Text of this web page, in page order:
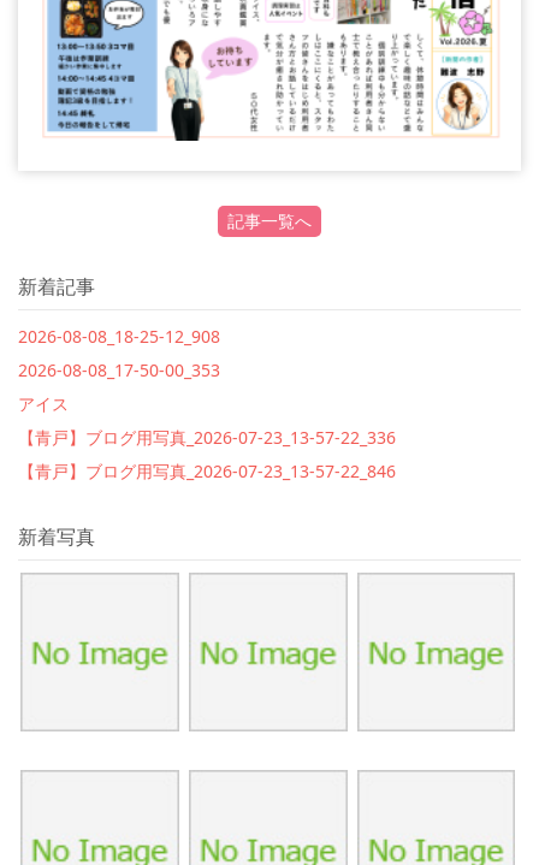
記事一覧へ
新着記事
2026-08-08_18-25-12_908
2026-08-08_17-50-00_353
アイス
【青戸】ブログ用写真_2026-07-23_13-57-22_336
【青戸】ブログ用写真_2026-07-23_13-57-22_846
新着写真